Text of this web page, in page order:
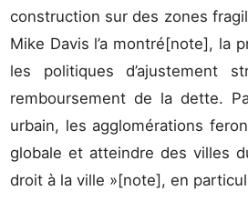
construction sur des zones
Mike Davis l’a montré[note], la
les politiques d’ajustement
remboursement de la dette.
urbain, les agglomérations
globale et atteindre des villes
droit à la ville »[note], en